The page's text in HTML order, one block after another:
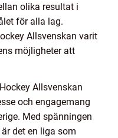
olika resultat i
för alla lag.
Allsvenskan varit
möjligheter att
Allsvenskan
och engagemang
Med spänningen
det en liga som